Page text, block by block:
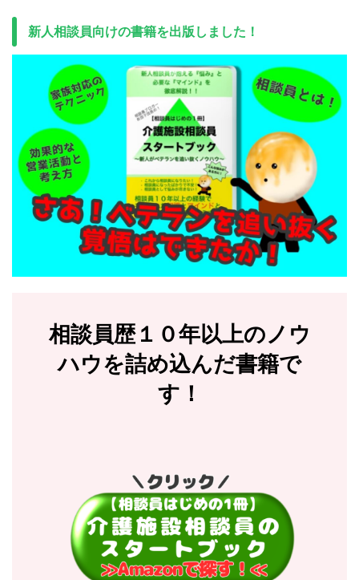
新人相談員向けの書籍を出版しました！
相談員歴１０年以上のノウ
ハウを詰め込んだ書籍で
す！